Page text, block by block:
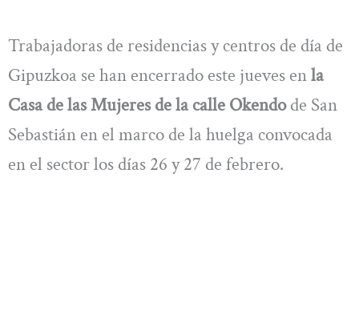
Trabajadoras de residencias y centros de día de
Gipuzkoa se han encerrado este jueves enla
Casa de las Mujeres de la calle Okendode San
Sebastián en el marco de la huelga convocada
en el sector los días 26 y 27 de febrero.